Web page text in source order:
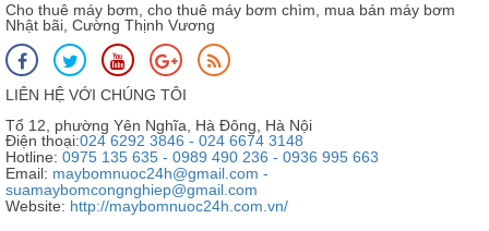
Cho thuê máy bơm, cho thuê máy bơm chìm, mua bán máy bơm
Nhật bãi, Cường Thịnh Vương
LIÊN HỆ VỚI CHÚNG TÔI
Tổ 12, phường Yên Nghĩa, Hà Đông, Hà Nội
Điện thoại:024 6292 3846 - 024 6674 3148
Hotline: 0975 135 635 - 0989 490 236 - 0936 995 663
Email: maybomnuoc24h@gmail.com -
suamaybomcongnghiep@gmail.com
Website: http://maybomnuoc24h.com.vn/